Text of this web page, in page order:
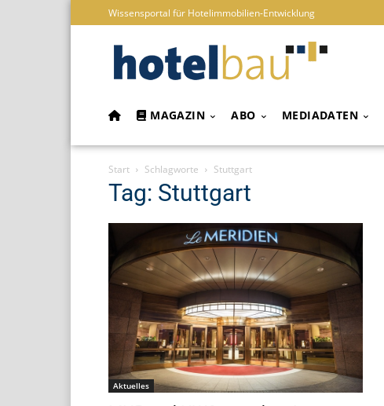
Wissensportal für Hotelimmobilien-Entwicklung
MAGAZIN ABO MEDIADATEN
Start Schlagworte Stuttgart
Tag: Stuttgart
Aktuelles